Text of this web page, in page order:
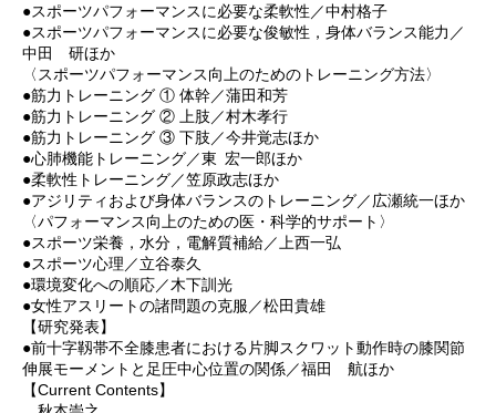
●スポーツパフォーマンスに必要な柔軟性／中村格子
●スポーツパフォーマンスに必要な俊敏性，身体バランス能力／
中田 研ほか
〈スポーツパフォーマンス向上のためのトレーニング方法〉
●筋力トレーニング ① 体幹／蒲田和芳
●筋力トレーニング ② 上肢／村木孝行
●筋力トレーニング ③ 下肢／今井覚志ほか
●心肺機能トレーニング／東 宏一郎ほか
●柔軟性トレーニング／笠原政志ほか
●アジリティおよび身体バランスのトレーニング／広瀬統一ほか
〈パフォーマンス向上のための医・科学的サポート〉
●スポーツ栄養，水分，電解質補給／上西一弘
●スポーツ心理／立谷泰久
●環境変化への順応／木下訓光
●女性アスリートの諸問題の克服／松田貴雄
【研究発表】
●前十字靱帯不全膝患者における片脚スクワット動作時の膝関節
伸展モーメントと足圧中心位置の関係／福田 航ほか
【Current Contents】